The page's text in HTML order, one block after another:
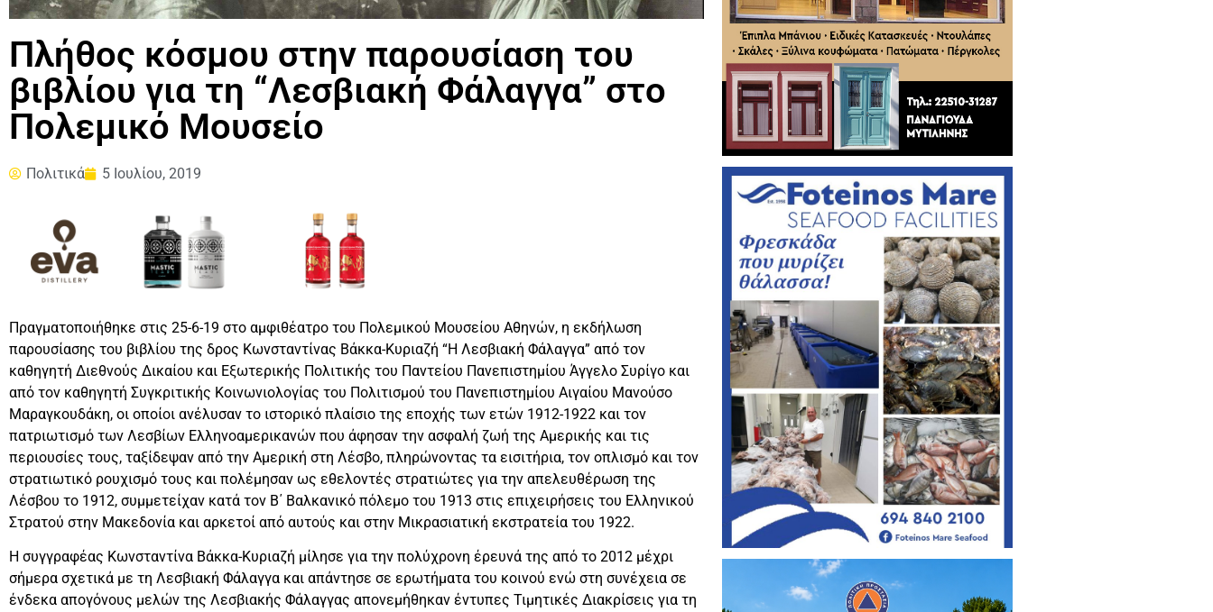
Πλήθος κόσμου στην παρουσίαση του
βιβλίου για τη “Λεσβιακή Φάλαγγα” στο
Πολεμικό Μουσείο
Πολιτικά 5 Ιουλίου, 2019
Πραγματοποιήθηκε στις 25-6-19 στο αμφιθέατρο του Πολεμικού Μουσείου Αθηνών, η εκδήλωση
παρουσίασης του βιβλίου της δρος Κωνσταντίνας Βάκκα-Κυριαζή “Η Λεσβιακή Φάλαγγα” από τον
καθηγητή Διεθνούς Δικαίου και Εξωτερικής Πολιτικής του Παντείου Πανεπιστημίου Άγγελο Συρίγο και
από τον καθηγητή Συγκριτικής Κοινωνιολογίας του Πολιτισμού του Πανεπιστημίου Αιγαίου Μανούσο
Μαραγκουδάκη, οι οποίοι ανέλυσαν το ιστορικό πλαίσιο της εποχής των ετών 1912-1922 και τον
πατριωτισμό των Λεσβίων Ελληνοαμερικανών που άφησαν την ασφαλή ζωή της Αμερικής και τις
περιουσίες τους, ταξίδεψαν από την Αμερική στη Λέσβο, πληρώνοντας τα εισιτήρια, τον οπλισμό και τον
στρατιωτικό ρουχισμό τους και πολέμησαν ως εθελοντές στρατιώτες για την απελευθέρωση της
Λέσβου το 1912, συμμετείχαν κατά τον Β΄ Βαλκανικό πόλεμο του 1913 στις επιχειρήσεις του Ελληνικού
Στρατού στην Μακεδονία και αρκετοί από αυτούς και στην Μικρασιατική εκστρατεία του 1922.
Η συγγραφέας Κωνσταντίνα Βάκκα-Κυριαζή μίλησε για την πολύχρονη έρευνά της από το 2012 μέχρι
σήμερα σχετικά με τη Λεσβιακή Φάλαγγα και απάντησε σε ερωτήματα του κοινού ενώ στη συνέχεια σε
ένδεκα απογόνους μελών της Λεσβιακής Φάλαγγας απονεμήθηκαν έντυπες Τιμητικές Διακρίσεις για τη